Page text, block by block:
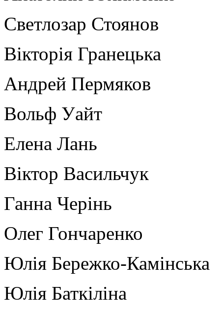
Светлозар Стоянов
Вікторія Гранецька
Андрей Пермяков
Вольф Уайт
Елена Лань
Віктор Васильчук
Ганна Черінь
Олег Гончаренко
Юлія Бережко-Камінська
Юлія Баткіліна